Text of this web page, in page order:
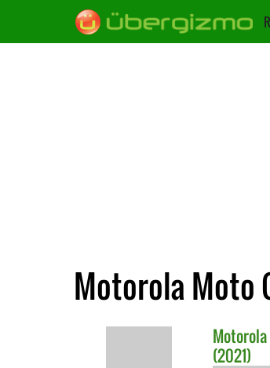
Motorola Moto
Motorola
(2021)